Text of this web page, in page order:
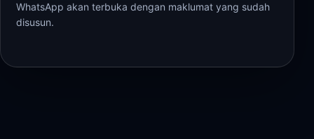
WhatsApp akan terbuka dengan maklumat yang sudah
disusun.